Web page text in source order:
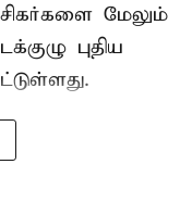
மேலும்
புதிய